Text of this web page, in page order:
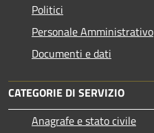
Politici
Personale Amministrativo
Documenti e dati
CATEGORIE DI SERVIZIO
Anagrafe e stato civile